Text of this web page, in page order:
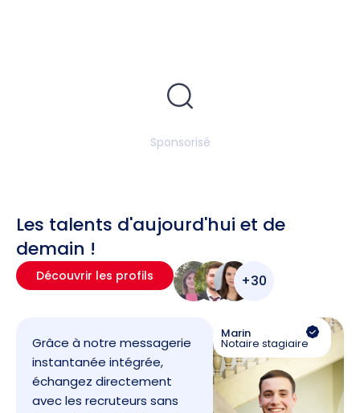
Sponsorisé
Les talents d'aujourd'hui et de
demain !
Découvrir les profils +30
Grâce à notre messagerie
instantanée intégrée,
échangez directement
avec les recruteurs sans
Marin
Notaire stagiaire